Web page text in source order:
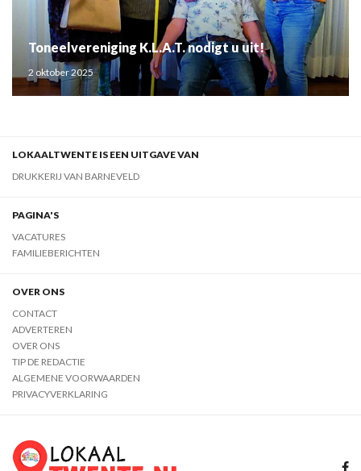
Toneelvereniging K.L.A.T. nodigt u uit!
2 oktober 2025
LOKAALTWENTE IS EEN UITGAVE VAN
DRUKKERIJ VAN BARNEVELD
PAGINA'S
VACATURES
FAMILIEBERICHTEN
OVER ONS
CONTACT
ADVERTEREN
OVER ONS
TIP DE REDACTIE
ALGEMENE VOORWAARDEN
PRIVACYVERKLARING